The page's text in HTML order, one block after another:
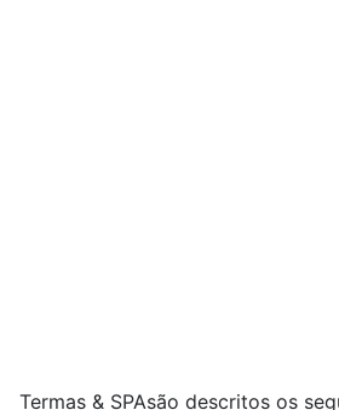
Termas & SPAsão descritos os